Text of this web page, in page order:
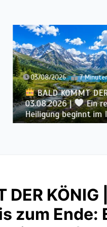
03/08/2026 7
BALD KOMMT
03.08.2026 |
Ein
Heiligung beginnt im
DER
zum Ende: